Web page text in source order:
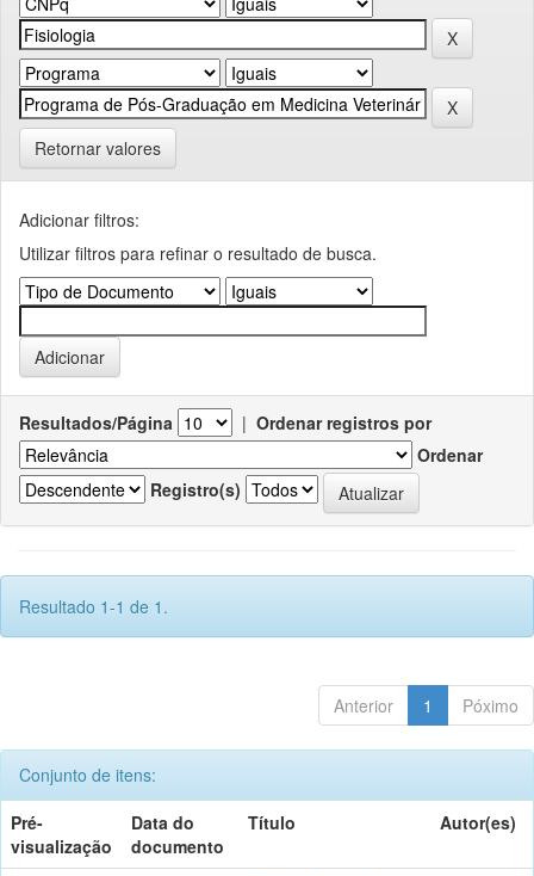
Retornar valores
Adicionar filtros:
Utilizar filtros para refinar o resultado de busca.
Resultados/Página | Ordenar registros por
Ordenar
Registro(s)
Resultado 1-1 de 1.
Anterior 1 Póximo
Conjunto de itens:
Pré-
visualização
Data do
documento
Título Autor(es)